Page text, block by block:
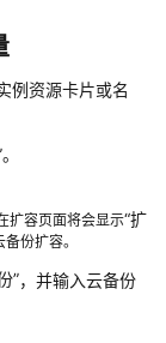
例资源卡片或名
。
扩容页面将会显示“扩
份扩容。
”，并输入云备份